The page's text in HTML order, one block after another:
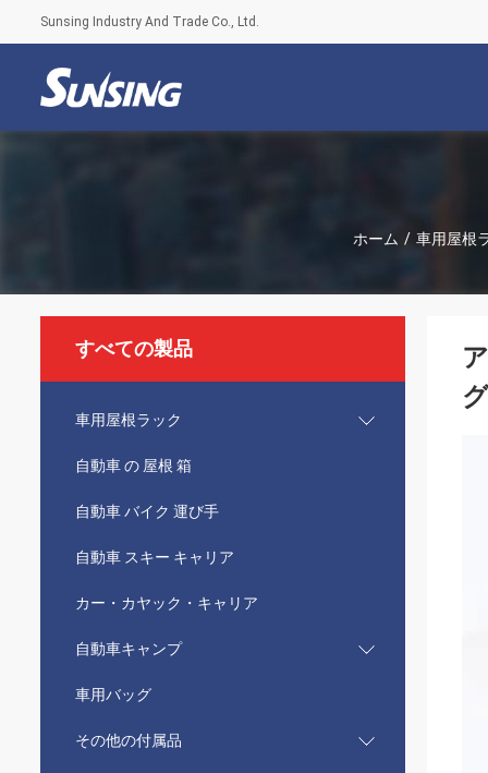
Sunsing Industry And Trade Co., Ltd.
ホーム / 車用屋根
すべての製品
車用屋根ラック
自動車 の 屋根 箱
自動車 バイク 運び手
自動車 スキー キャリア
カー・カヤック・キャリア
自動車キャンプ
車用バッグ
その他の付属品